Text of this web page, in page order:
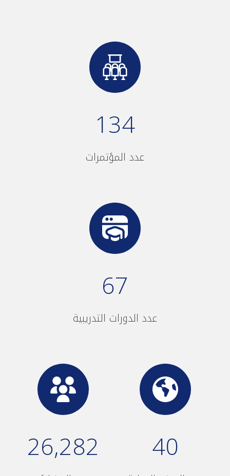
134
عدد المؤتمرات
67
عدد الدورات التدريبية
40
26,282